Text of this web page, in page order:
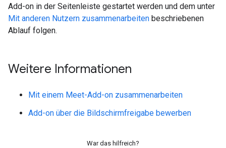
Add-on in der Seitenleiste gestartet werden und dem unter
Mit anderen Nutzern zusammenarbeiten beschriebenen
Ablauf folgen.
Weitere Informationen
Mit einem Meet-Add-on zusammenarbeiten
Add-on über die Bildschirmfreigabe bewerben
War das hilfreich?